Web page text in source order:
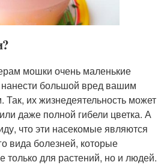
мошки очень маленькие
большой вред вашим
их жизнедеятельность может
даже полной гибели цветка. А
что эти насекомые являются
вида болезней, которые
для растений, но и людей.